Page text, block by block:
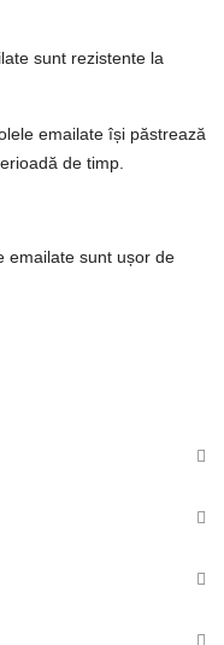
sunt rezistente la
emailate își păstrează
de timp.
emailate sunt ușor de